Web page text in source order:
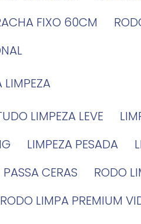
FIXO 60CM
LIMPEZA
LIMPEZA LEVE
LIMPEZA PESADA
PASSA CERAS
RODO
RODO LIMPA PREMIUM